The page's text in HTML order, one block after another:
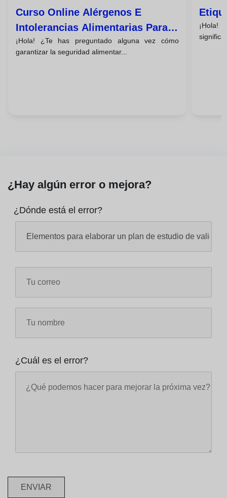
Curso Online Alérgenos E
Intolerancias Alimentarias Para
Colegios
¡Hola! ¿Te has preguntado alguna vez cómo
garantizar la seguridad alimentar...
¡Hola!
¿Hay algún error o mejora?
¿Dónde está el error?
¿Cuál es el error?
ENVIAR